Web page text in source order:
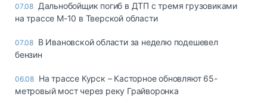
07.08 Дальнобойщик погиб в ДТП с тремя грузовиками
на трассе М-10 в Тверской области
07.08 В Ивановской области за неделю подешевел
бензин
06.08 На трассе Курск – Касторное обновляют 65-
метровый мост через реку Грайворонка